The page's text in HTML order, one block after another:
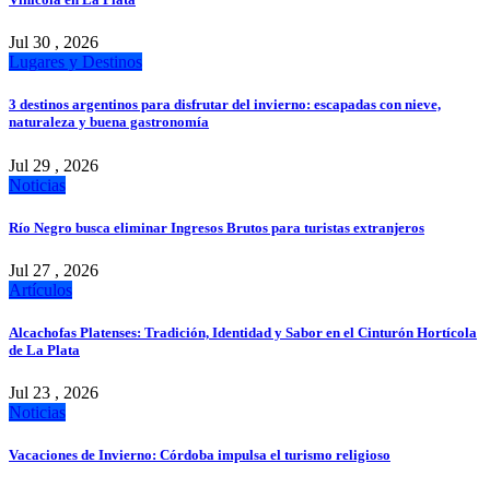
Jul 30 , 2026
Lugares y Destinos
3 destinos argentinos para disfrutar del invierno: escapadas con nieve,
naturaleza y buena gastronomía
Jul 29 , 2026
Noticias
Río Negro busca eliminar Ingresos Brutos para turistas extranjeros
Jul 27 , 2026
Artículos
Alcachofas Platenses: Tradición, Identidad y Sabor en el Cinturón Hortícola
de La Plata
Jul 23 , 2026
Noticias
Vacaciones de Invierno: Córdoba impulsa el turismo religioso